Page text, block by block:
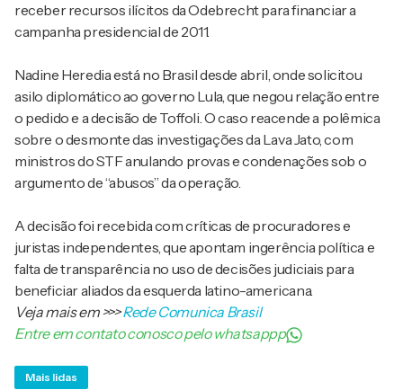
receber recursos ilícitos da Odebrecht para financiar a
campanha presidencial de 2011.
Nadine Heredia está no Brasil desde abril, onde solicitou
asilo diplomático ao governo Lula, que negou relação entre
o pedido e a decisão de Toffoli. O caso reacende a polêmica
sobre o desmonte das investigações da Lava Jato, com
ministros do STF anulando provas e condenações sob o
argumento de “abusos” da operação.
A decisão foi recebida com críticas de procuradores e
juristas independentes, que apontam ingerência política e
falta de transparência no uso de decisões judiciais para
beneficiar aliados da esquerda latino-americana.
Veja mais em>>>Rede Comunica Brasil
Entre em contato conosco pelo whatsappp
Mais lidas